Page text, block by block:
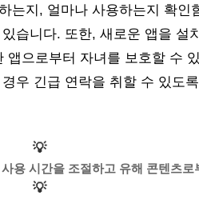
는지, 얼마나 사용하는지 확인
습니다. 또한, 새로운 앱을 설
으로부터 자녀를 보호할 수
우 긴급 연락을 취할 수 있도
💡
용 시간을 조절하고 유해 콘텐츠
💡